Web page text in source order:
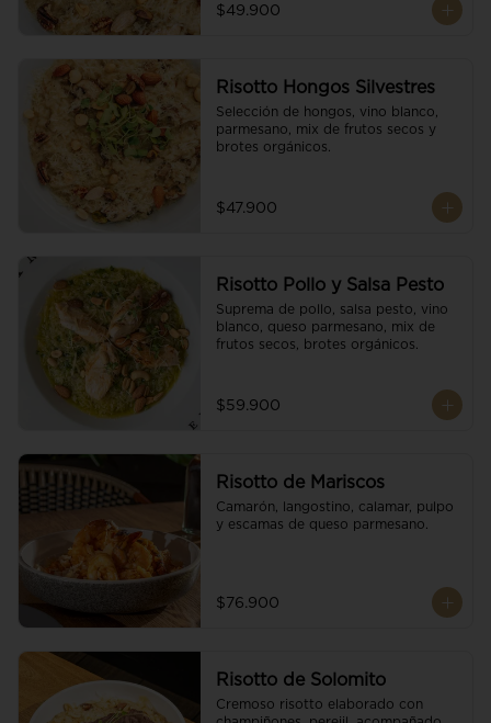
$49.900
Risotto Hongos Silvestres
Selección de hongos, vino blanco,
parmesano, mix de frutos secos y
brotes orgánicos.
$47.900
Risotto Pollo y Salsa Pesto
Suprema de pollo, salsa pesto, vino
blanco, queso parmesano, mix de
frutos secos, brotes orgánicos.
$59.900
Risotto de Mariscos
Camarón, langostino, calamar, pulpo
y escamas de queso parmesano.
$76.900
Risotto de Solomito
Cremoso risotto elaborado con